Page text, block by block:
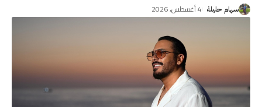
سهام حليلة 4 أغسطس، 2026